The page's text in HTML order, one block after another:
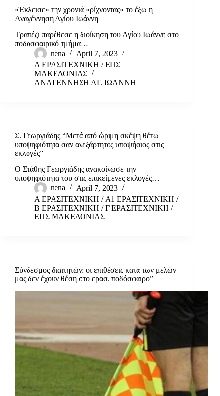
«Έκλεισε» την χρονιά «ρίχνοντας» το έξω η
Αναγέννηση Αγίου Ιωάννη
Τραπέζι παρέθεσε η διοίκηση του Αγίου Ιωάννη στο
ποδοσφαιρικό τμήμα…
nena
April 7, 2023
Α ΕΡΑΣΙΤΕΧΝΙΚΗ /ΕΠΣ
ΜΑΚΕΔΟΝΙΑΣ
ΑΝΑΓΕΝΝΗΣΗ ΑΓ. ΙΩΑΝΝΗ
Σ. Γεωργιάδης “Μετά από ώριμη σκέψη θέτω
υποψηφιότητα σαν ανεξάρτητος υποψήφιος στις
εκλογές”
Ο Στάθης Γεωργιάδης ανακοίνωσε την
υποψηφιότητα του στις επικείμενες εκλογές…
nena
April 7, 2023
Α ΕΡΑΣΙΤΕΧΝΙΚΗ / Α1 ΕΡΑΣΙΤΕΧΝΙΚΗ /
Β ΕΡΑΣΙΤΕΧΝΙΚΗ /Γ ΕΡΑΣΙΤΕΧΝΙΚΗ /
ΕΠΣ ΜΑΚΕΔΟΝΙΑΣ
Σύνδεσμος διαιτητών: οι επιθέσεις κατά των μελών
μας δεν έχουν θέση στο ερασ. ποδόσφαιρο”